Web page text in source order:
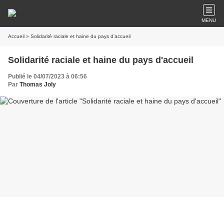
MENU
Accueil » Solidarité raciale et haine du pays d'accueil
Solidarité raciale et haine du pays d'accueil
Publié le 04/07/2023 à 06:56
Par Thomas Joly